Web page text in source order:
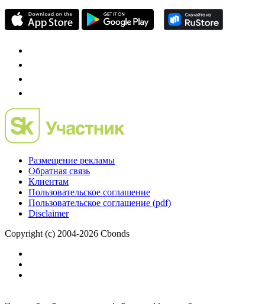
Размещение рекламы
Обратная связь
Клиентам
Пользовательское соглашение
Пользовательское соглашение (pdf)
Disclaimer
Copyright (c) 2004-2026 Cbonds